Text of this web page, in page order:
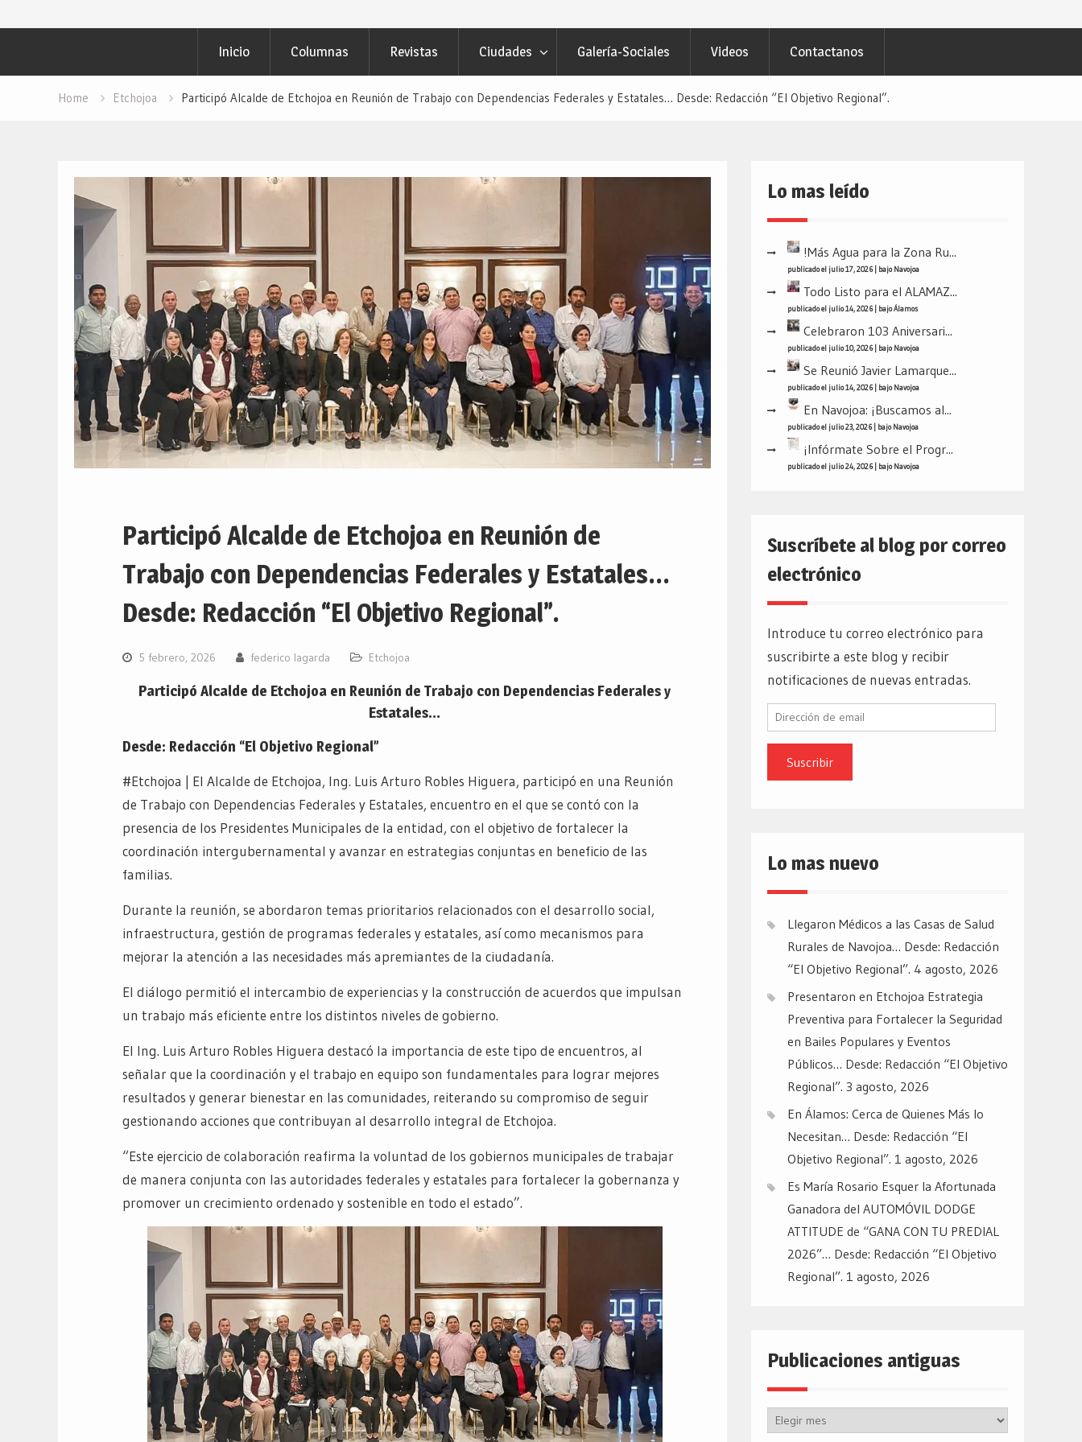
Inicio Columnas Revistas Ciudades Galería-Sociales Videos Contactanos
Home Etchojoa Participó Alcalde de Etchojoa en Reunión de Trabajo con Dependencias Federales y Estatales… Desde: Redacción “El Objetivo Regional”.
Participó Alcalde de Etchojoa en Reunión de
Trabajo con Dependencias Federales y Estatales…
Desde: Redacción “El Objetivo Regional”.
5 febrero, 2026 federico lagarda Etchojoa
Participó Alcalde de Etchojoa en Reunión de Trabajo con Dependencias Federales y
Estatales…
Desde: Redacción “El Objetivo Regional”
#Etchojoa | El Alcalde de Etchojoa, Ing. Luis Arturo Robles Higuera, participó en una Reunión
de Trabajo con Dependencias Federales y Estatales, encuentro en el que se contó con la
presencia de los Presidentes Municipales de la entidad, con el objetivo de fortalecer la
coordinación intergubernamental y avanzar en estrategias conjuntas en beneficio de las
familias.
Durante la reunión, se abordaron temas prioritarios relacionados con el desarrollo social,
infraestructura, gestión de programas federales y estatales, así como mecanismos para
mejorar la atención a las necesidades más apremiantes de la ciudadanía.
El diálogo permitió el intercambio de experiencias y la construcción de acuerdos que impulsan
un trabajo más eficiente entre los distintos niveles de gobierno.
El Ing. Luis Arturo Robles Higuera destacó la importancia de este tipo de encuentros, al
señalar que la coordinación y el trabajo en equipo son fundamentales para lograr mejores
resultados y generar bienestar en las comunidades, reiterando su compromiso de seguir
gestionando acciones que contribuyan al desarrollo integral de Etchojoa.
“Este ejercicio de colaboración reafirma la voluntad de los gobiernos municipales de trabajar
de manera conjunta con las autoridades federales y estatales para fortalecer la gobernanza y
promover un crecimiento ordenado y sostenible en todo el estado”.
Lo mas leído
!Más Agua para la Zona Ru...
publicado el julio 17, 2026| bajoNavojoa
Todo Listo para el ALAMAZ...
publicado el julio 14, 2026| bajoÁlamos
Celebraron 103 Aniversari...
publicado el julio 10, 2026| bajoNavojoa
Se Reunió Javier Lamarque...
publicado el julio 14, 2026| bajoNavojoa
En Navojoa: ¡Buscamos al...
publicado el julio 23, 2026| bajoNavojoa
¡Infórmate Sobre el Progr...
publicado el julio 24, 2026| bajoNavojoa
Suscríbete al blog por correo
electrónico
Introduce tu correo electrónico para
suscribirte a este blog y recibir
notificaciones de nuevas entradas.
Dirección
email
Lo mas nuevo
Llegaron Médicos a las Casas de Salud
Rurales de Navojoa… Desde: Redacción
“El Objetivo Regional”. 4 agosto, 2026
Presentaron en Etchojoa Estrategia
Preventiva para Fortalecer la Seguridad
en Bailes Populares y Eventos
Públicos… Desde: Redacción “El Objetivo
Regional”. 3 agosto, 2026
En Álamos: Cerca de Quienes Más lo
Necesitan… Desde: Redacción “El
Objetivo Regional”. 1 agosto, 2026
Es María Rosario Esquer la Afortunada
Ganadora del AUTOMÓVIL DODGE
ATTITUDE de “GANA CON TU PREDIAL
2026”… Desde: Redacción “El Objetivo
Regional”. 1 agosto, 2026
Publicaciones antiguas
Publicaciones